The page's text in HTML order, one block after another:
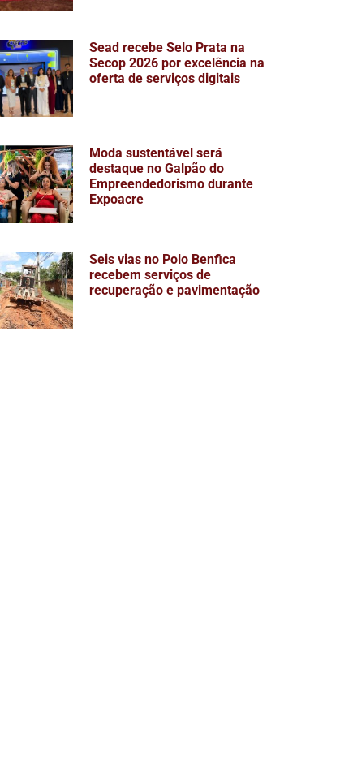
Sead recebe Selo Prata na
Secop 2026 por excelência na
oferta de serviços digitais
Moda sustentável será
destaque no Galpão do
Empreendedorismo durante
Expoacre
Seis vias no Polo Benfica
recebem serviços de
recuperação e pavimentação